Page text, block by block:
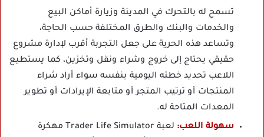
تسمح له بالتحرك في المدينة وزيارة أماكن البيع
والخدمات والبنك والطرق المختلفة حسب الحاجة،
وتساعد هذه الحرية على جعل التجربة أقرب لإدارة مشروع
حقيقي يحتاج إلى خروج وشراء ونقل وتخزين، كما يستطيع
اللاعب تحديد خطته اليومية بنفسه سواء أراد شراء
المنتجات أو ترتيب المتجر أو متابعة الإيرادات أو تطوير
المعدات المتاحة له.
سهولة اللعب:
لعبة Trader Life Simulator مهكرة